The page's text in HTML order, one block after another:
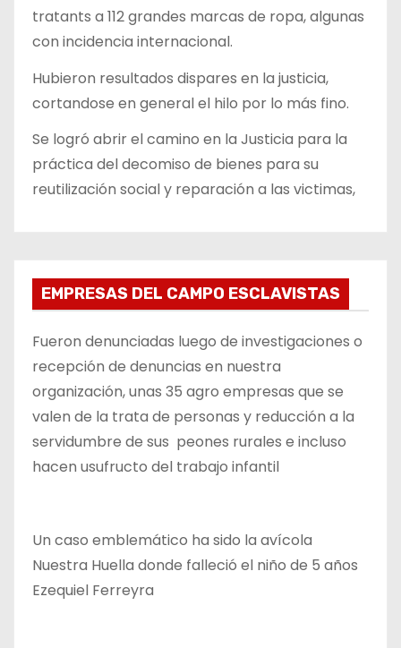
tratants a 112 grandes marcas de ropa, algunas
con incidencia internacional.
Hubieron resultados dispares en la justicia,
cortandose en general el hilo por lo más fino.
Se logró abrir el camino en la Justicia para la
práctica del decomiso de bienes para su
reutilización social y reparación a las victimas,
EMPRESAS DEL CAMPO ESCLAVISTAS
Fueron denunciadas luego de investigaciones o
recepción de denuncias en nuestra
organización, unas 35 agro empresas que se
valen de la trata de personas y reducción a la
servidumbre de sus peones rurales e incluso
hacen usufructo del trabajo infantil
Un caso emblemático ha sido la avícola
Nuestra Huella donde falleció el niño de 5 años
Ezequiel Ferreyra